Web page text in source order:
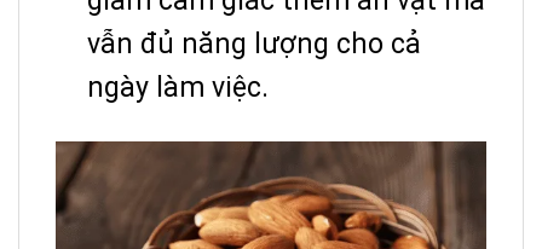
vẫn đủ năng lượng cho cả
ngày làm việc.